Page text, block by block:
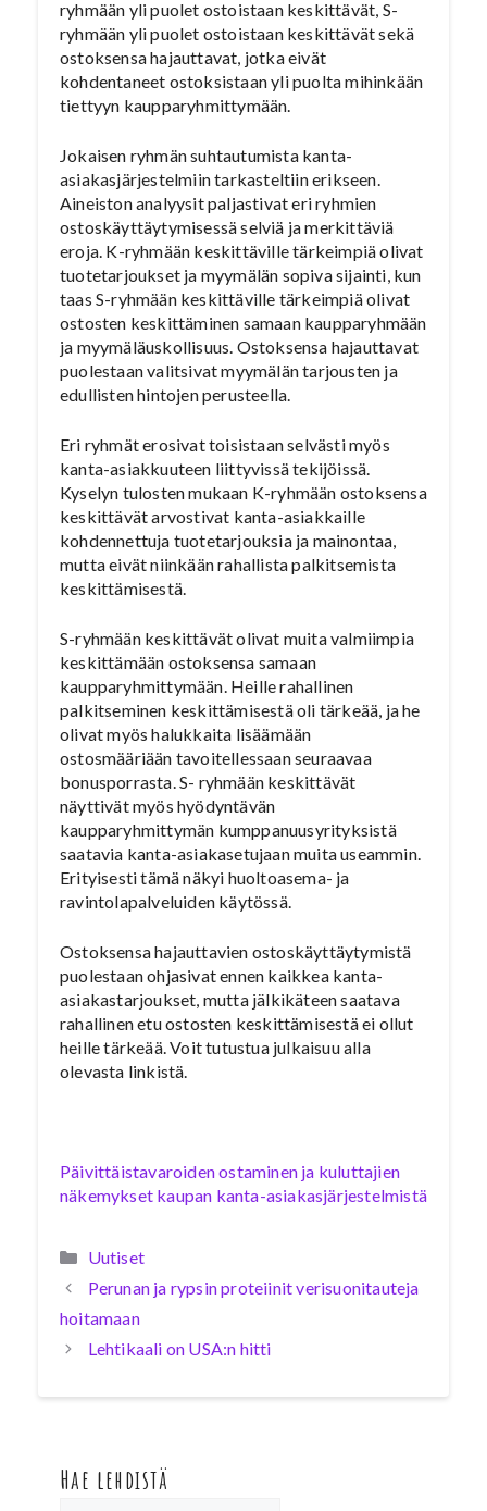
ryhmään yli puolet ostoistaan keskittävät, S-
ryhmään yli puolet ostoistaan keskittävät sekä
ostoksensa hajauttavat, jotka eivät
kohdentaneet ostoksistaan yli puolta mihinkään
tiettyyn kaupparyhmittymään.
Jokaisen ryhmän suhtautumista kanta-
asiakasjärjestelmiin tarkasteltiin erikseen.
Aineiston analyysit paljastivat eri ryhmien
ostoskäyttäytymisessä selviä ja merkittäviä
eroja. K-ryhmään keskittäville tärkeimpiä olivat
tuotetarjoukset ja myymälän sopiva sijainti, kun
taas S-ryhmään keskittäville tärkeimpiä olivat
ostosten keskittäminen samaan kaupparyhmään
ja myymäläuskollisuus. Ostoksensa hajauttavat
puolestaan valitsivat myymälän tarjousten ja
edullisten hintojen perusteella.
Eri ryhmät erosivat toisistaan selvästi myös
kanta-asiakkuuteen liittyvissä tekijöissä.
Kyselyn tulosten mukaan K-ryhmään ostoksensa
keskittävät arvostivat kanta-asiakkaille
kohdennettuja tuotetarjouksia ja mainontaa,
mutta eivät niinkään rahallista palkitsemista
keskittämisestä.
S-ryhmään keskittävät olivat muita valmiimpia
keskittämään ostoksensa samaan
kaupparyhmittymään. Heille rahallinen
palkitseminen keskittämisestä oli tärkeää, ja he
olivat myös halukkaita lisäämään
ostosmääriään tavoitellessaan seuraavaa
bonusporrasta. S- ryhmään keskittävät
näyttivät myös hyödyntävän
kaupparyhmittymän kumppanuusyrityksistä
saatavia kanta-asiakasetujaan muita useammin.
Erityisesti tämä näkyi huoltoasema- ja
ravintolapalveluiden käytössä.
Ostoksensa hajauttavien ostoskäyttäytymistä
puolestaan ohjasivat ennen kaikkea kanta-
asiakastarjoukset, mutta jälkikäteen saatava
rahallinen etu ostosten keskittämisestä ei ollut
heille tärkeää. Voit tutustua julkaisuu alla
olevasta linkistä.
Päivittäistavaroiden ostaminen ja kuluttajien
näkemykset kaupan kanta-asiakasjärjestelmistä
Kategoriat
Uutiset
Perunan ja rypsin proteiinit verisuonitauteja
hoitamaan
Lehtikaali on USA:n hitti
Hae lehdistä